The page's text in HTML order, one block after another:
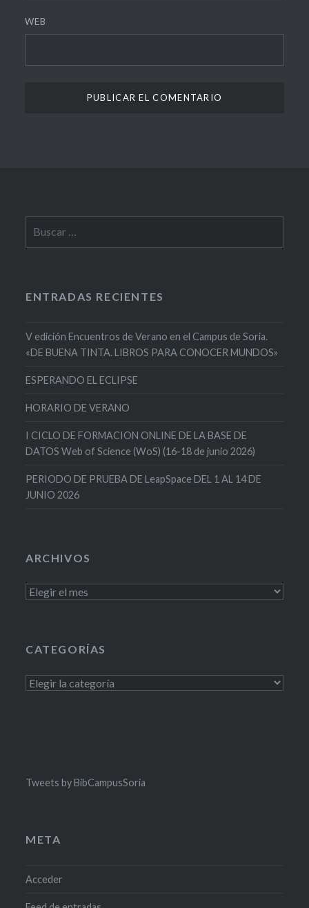
WEB
ENTRADAS RECIENTES
V edición Encuentros de Verano en el Campus de Soria.
«DE BUENA TINTA. LIBROS PARA CONOCER MUNDOS»
ESPERANDO EL ECLIPSE
HORARIO DE VERANO
I CICLO DE FORMACION ONLINE DE LA BASE DE
DATOS Web of Science (WoS) (16-18 de junio 2026)
PERIODO DE PRUEBA DE LeapSpace DEL 1 AL 14 DE
JUNIO 2026
ARCHIVOS
Archivos
CATEGORÍAS
Categorías
Tweets by BibCampusSoria
META
Acceder